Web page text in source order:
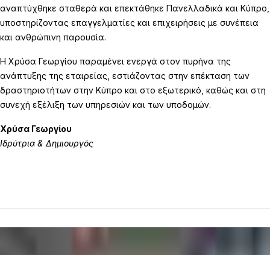
αναπτύχθηκε σταθερά και επεκτάθηκε Πανελλαδικά και Κύπρο,
υποστηρίζοντας επαγγελματίες και επιχειρήσεις με συνέπεια
και ανθρώπινη παρουσία.
Η Χρύσα Γεωργίου παραμένει ενεργά στον πυρήνα της
ανάπτυξης της εταιρείας, εστιάζοντας στην επέκταση των
δραστηριοτήτων στην Κύπρο και στο εξωτερικό, καθώς και στη
συνεχή εξέλιξη των υπηρεσιών και των υποδομών.
Χρύσα Γεωργίου
Ιδρύτρια & Δημιουργός